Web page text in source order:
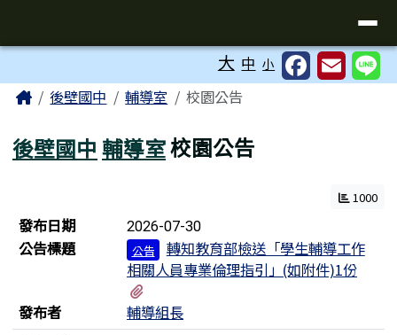
工具列 大 中 小
主內容區域
Home後壁國中 輔導室 校園公告
後壁國中 輔導室校園公告
1000
新聞列表
發布日期 2026-07-30
公告標題 公告
轉知教育部檢送「學生輔導工作
相關人員專業倫理指引」(如附件)1份
發布者
輔導組長
頁尾區域